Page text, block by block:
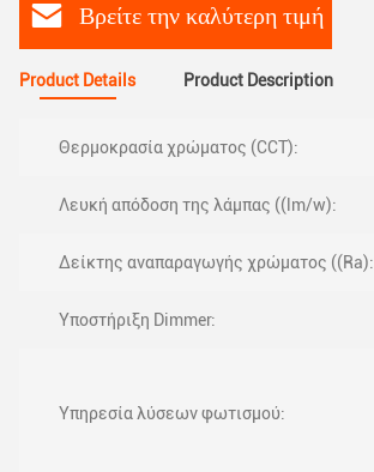
Βρείτε την καλύτερη τιμή
Product Details Product Description
Θερμοκρασία χρώματος (CCT):
Λευκή απόδοση της λάμπας ((lm/w):
Δείκτης αναπαραγωγής χρώματος ((Ra):
Υποστήριξη Dimmer:
Υπηρεσία λύσεων φωτισμού: